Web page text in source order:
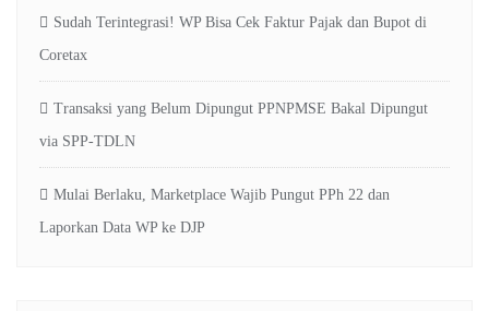
Sudah Terintegrasi! WP Bisa Cek Faktur Pajak dan Bupot di
Coretax
Transaksi yang Belum Dipungut PPNPMSE Bakal Dipungut
via SPP-TDLN
Mulai Berlaku, Marketplace Wajib Pungut PPh 22 dan
Laporkan Data WP ke DJP